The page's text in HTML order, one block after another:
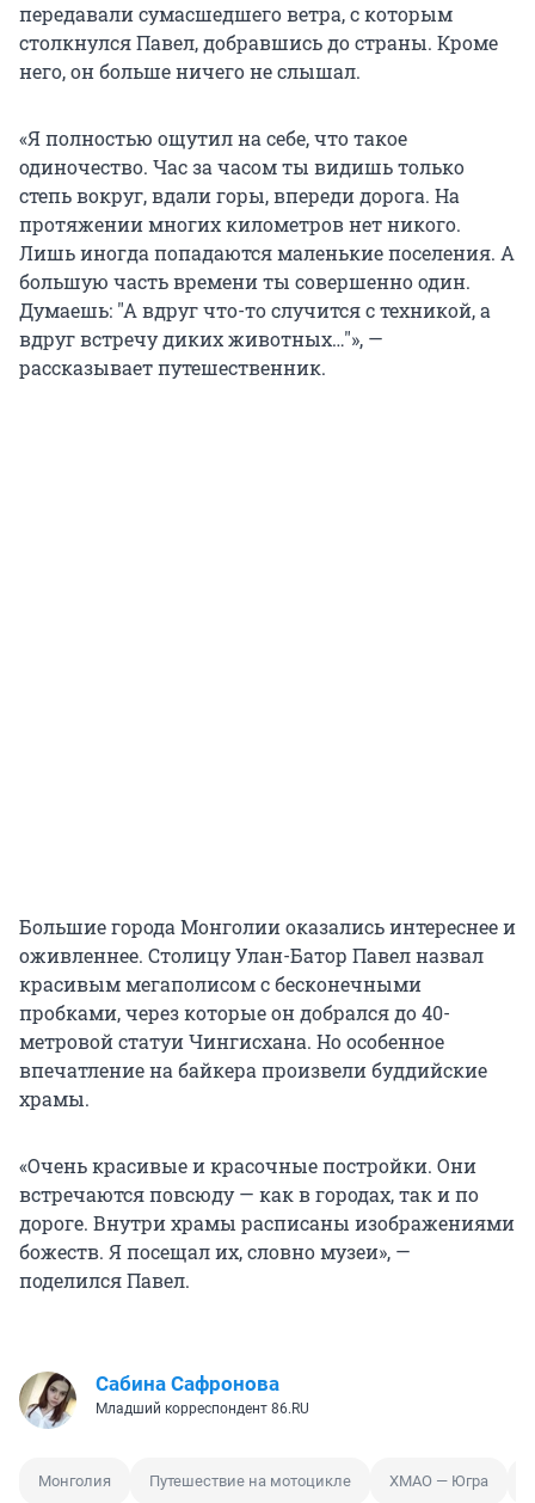
передавали сумасшедшего ветра, с которым
столкнулся Павел, добравшись до страны. Кроме
него, он больше ничего не слышал.
«Я полностью ощутил на себе, что такое
одиночество. Час за часом ты видишь только
степь вокруг, вдали горы, впереди дорога. На
протяжении многих километров нет никого.
Лишь иногда попадаются маленькие поселения. А
большую часть времени ты совершенно один.
Думаешь: "А вдруг что-то случится с техникой, а
вдруг встречу диких животных…"», —
рассказывает путешественник.
Большие города Монголии оказались интереснее и
оживленнее. Столицу Улан-Батор Павел назвал
красивым мегаполисом с бесконечными
пробками, через которые он добрался до 40-
метровой статуи Чингисхана. Но особенное
впечатление на байкера произвели буддийские
храмы.
«Очень красивые и красочные постройки. Они
встречаются повсюду — как в городах, так и по
дороге. Внутри храмы расписаны изображениями
божеств. Я посещал их, словно музеи», —
поделился Павел.
Сабина Сафронова
Младший корреспондент 86.RU
Монголия Путешествие на мотоцикле ХМАО — Югра